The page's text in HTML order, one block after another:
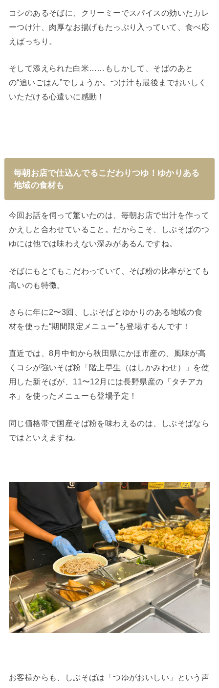
コシのあるそばに、クリーミーでスパイスの効いたカレ
ーつけ汁、肉厚なお揚げもたっぷり入っていて、食べ応
えばっちり。
そして添えられた白米……もしかして、そばのあと
の“追いごはん”でしょうか。つけ汁も最後までおいしく
いただける心遣いに感動！
毎朝お店で仕込んでるこだわりつゆ！ゆかりある
地域の食材も
今回お話を伺って驚いたのは、毎朝お店で出汁を作って
かえしと合わせていること。だからこそ、しぶそばのつ
ゆには他では味わえない深みがあるんですね。
そばにもとてもこだわっていて、そば粉の比率がとても
高いのも特徴。
さらに年に2〜3回、しぶそばとゆかりのある地域の食
材を使った“期間限定メニュー”も登場するんです！
直近では、8月中旬から秋田県にかほ市産の、風味が高
くコシが強いそば粉「階上早生（はしかみわせ）」を使
用した新そばが、11〜12月には長野県産の「タチアカ
ネ」を使ったメニューも登場予定！
同じ価格帯で国産そば粉を味わえるのは、しぶそばなら
ではといえますね。
お客様からも、しぶそばは「つゆがおいしい」という声